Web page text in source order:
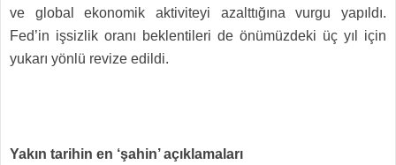
ve global ekonomik aktiviteyi azalttığına vurgu yapıldı.
Fed’in işsizlik oranı beklentileri de önümüzdeki üç yıl için
yukarı yönlü revize edildi.
Yakın tarihin en ‘şahin’ açıklamaları